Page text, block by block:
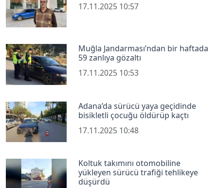
17.11.2025 10:57
Muğla Jandarması’ndan bir haftada
59 zanlıya gözaltı
17.11.2025 10:53
Adana’da sürücü yaya geçidinde
bisikletli çocuğu öldürüp kaçtı
17.11.2025 10:48
Koltuk takımını otomobiline
yükleyen sürücü trafiği tehlikeye
düşürdü